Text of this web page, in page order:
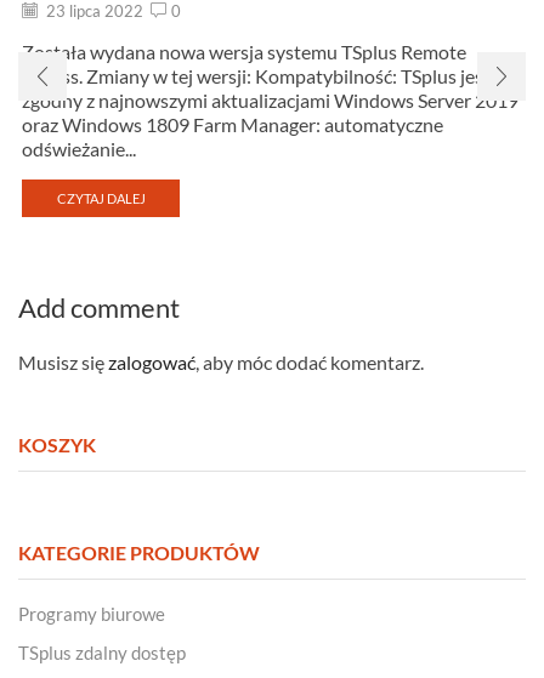
23 lipca 2022 0
Została wydana nowa wersja systemu TSplus Remote
Access. Zmiany w tej wersji: Kompatybilność: TSplus jest
zgodny z najnowszymi aktualizacjami Windows Server 2019
oraz Windows 1809 Farm Manager: automatyczne
odświeżanie...
CZYTAJ DALEJ
Add comment
Musisz sięzalogować, aby móc dodać komentarz.
KOSZYK
KATEGORIE PRODUKTÓW
Programy biurowe
TSplus zdalny dostęp